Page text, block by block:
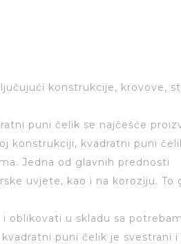
konstrukcije, krovove,
puni čelik se najčešće
konstrukciji, kvadratni puni
Jedna od glavnih prednosti
uvjete, kao i na koroziju. To
oblikovati u skladu sa
puni čelik je svestrani i